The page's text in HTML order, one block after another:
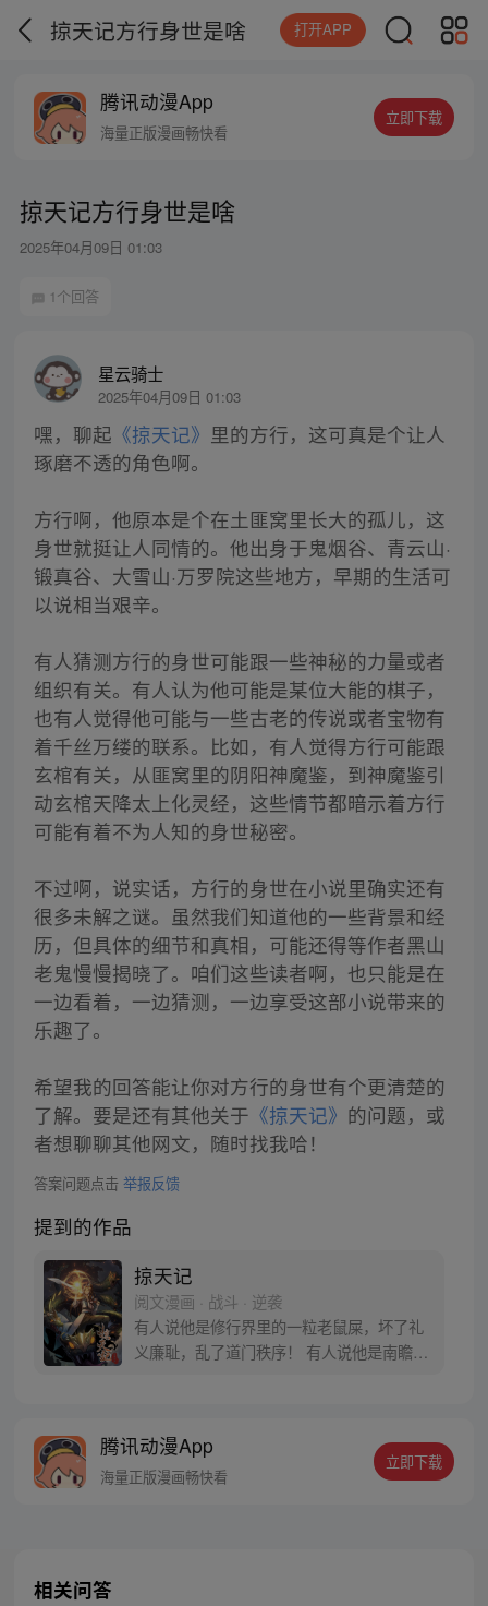
掠天记方行身世是啥 打开APP
腾讯动漫App
海量正版漫画畅快看
立即下载
掠天记方行身世是啥
2025年04月09日 01:03
1个回答
星云骑士
2025年04月09日 01:03
嘿，聊起 《掠天记》 里的方行，这可真是个让人
琢磨不透的角色啊。
方行啊，他原本是个在土匪窝里长大的孤儿，这
身世就挺让人同情的。他出身于鬼烟谷、青云山·
锻真谷、大雪山·万罗院这些地方，早期的生活可
以说相当艰辛。
有人猜测方行的身世可能跟一些神秘的力量或者
组织有关。有人认为他可能是某位大能的棋子，
也有人觉得他可能与一些古老的传说或者宝物有
着千丝万缕的联系。比如，有人觉得方行可能跟
玄棺有关，从匪窝里的阴阳神魔鉴，到神魔鉴引
动玄棺天降太上化灵经，这些情节都暗示着方行
可能有着不为人知的身世秘密。
不过啊，说实话，方行的身世在小说里确实还有
很多未解之谜。虽然我们知道他的一些背景和经
历，但具体的细节和真相，可能还得等作者黑山
老鬼慢慢揭晓了。咱们这些读者啊，也只能是在
一边看着，一边猜测，一边享受这部小说带来的
乐趣了。
希望我的回答能让你对方行的身世有个更清楚的
了解。要是还有其他关于 《掠天记》 的问题，或
者想聊聊其他网文，随时找我哈！
答案问题点击 举报反馈
提到的作品
掠天记
阅文漫画 · 战斗 · 逆袭
有人说他是修行界里的一粒老鼠屎，坏了礼
义廉耻，乱了道门秩序！ 有人说他是南瞻部
腾讯动漫App
海量正版漫画畅快看
立即下载
相关问答